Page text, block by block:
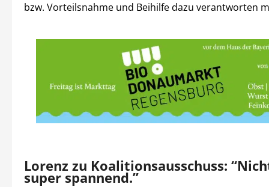
bzw. Vorteilsnahme und Beihilfe dazu verantworten
Lorenz zu Koalitionsausschuss:
super spannend.”